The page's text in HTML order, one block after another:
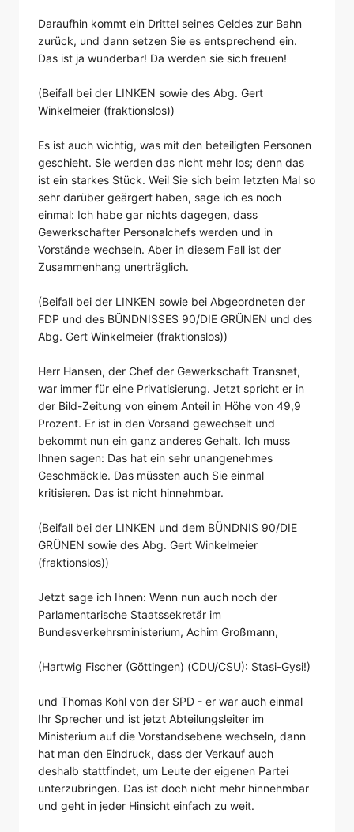
Daraufhin kommt ein Drittel seines Geldes zur Bahn
zurück, und dann setzen Sie es entsprechend ein.
Das ist ja wunderbar! Da werden sie sich freuen!
(Beifall bei der LINKEN sowie des Abg. Gert
Winkelmeier (fraktionslos))
Es ist auch wichtig, was mit den beteiligten Personen
geschieht. Sie werden das nicht mehr los; denn das
ist ein starkes Stück. Weil Sie sich beim letzten Mal so
sehr darüber geärgert haben, sage ich es noch
einmal: Ich habe gar nichts dagegen, dass
Gewerkschafter Personalchefs werden und in
Vorstände wechseln. Aber in diesem Fall ist der
Zusammenhang unerträglich.
(Beifall bei der LINKEN sowie bei Abgeordneten der
FDP und des BÜNDNISSES 90/DIE GRÜNEN und des
Abg. Gert Winkelmeier (fraktionslos))
Herr Hansen, der Chef der Gewerkschaft Transnet,
war immer für eine Privatisierung. Jetzt spricht er in
der Bild-Zeitung von einem Anteil in Höhe von 49,9
Prozent. Er ist in den Vorsand gewechselt und
bekommt nun ein ganz anderes Gehalt. Ich muss
Ihnen sagen: Das hat ein sehr unangenehmes
Geschmäckle. Das müssten auch Sie einmal
kritisieren. Das ist nicht hinnehmbar.
(Beifall bei der LINKEN und dem BÜNDNIS 90/DIE
GRÜNEN sowie des Abg. Gert Winkelmeier
(fraktionslos))
Jetzt sage ich Ihnen: Wenn nun auch noch der
Parlamentarische Staatssekretär im
Bundesverkehrsministerium, Achim Großmann,
(Hartwig Fischer (Göttingen) (CDU/CSU): Stasi-Gysi!)
und Thomas Kohl von der SPD - er war auch einmal
Ihr Sprecher und ist jetzt Abteilungsleiter im
Ministerium auf die Vorstandsebene wechseln, dann
hat man den Eindruck, dass der Verkauf auch
deshalb stattfindet, um Leute der eigenen Partei
unterzubringen. Das ist doch nicht mehr hinnehmbar
und geht in jeder Hinsicht einfach zu weit.